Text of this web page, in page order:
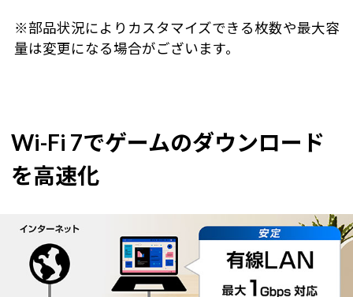
※部品状況によりカスタマイズできる枚数や最大容
量は変更になる場合がございます。
Wi-Fi 7でゲームのダウンロード
を高速化